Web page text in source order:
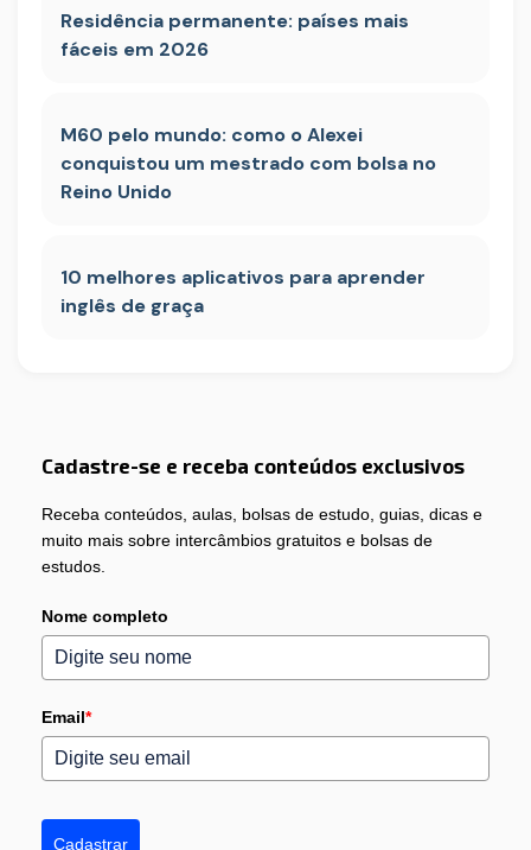
Residência permanente: países mais
fáceis em 2026
M60 pelo mundo: como o Alexei
conquistou um mestrado com bolsa no
Reino Unido
10 melhores aplicativos para aprender
inglês de graça
Cadastre-se e receba conteúdos exclusivos
Receba conteúdos, aulas, bolsas de estudo, guias, dicas e
muito mais sobre intercâmbios gratuitos e bolsas de
estudos.
Nome completo
Email*
Cadastrar